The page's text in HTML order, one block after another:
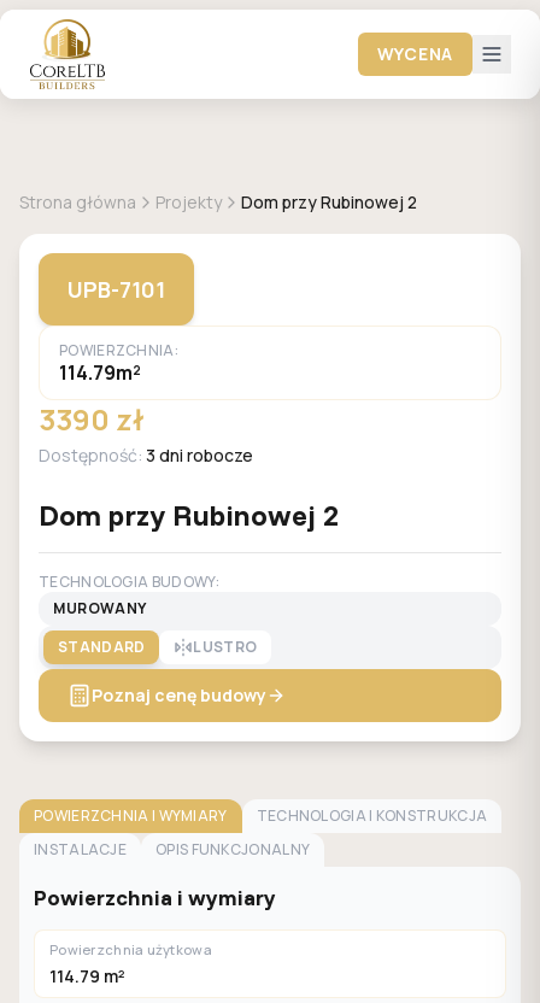
WYCENA
Strona główna Projekty Dom przy Rubinowej 2
UPB-7101
POWIERZCHNIA:
114.79m²
3390 zł
Dostępność: 3 dni robocze
Dom przy Rubinowej 2
TECHNOLOGIA BUDOWY:
MUROWANY
STANDARD
LUSTRO
Poznaj cenę budowy
POWIERZCHNIA I WYMIARY
TECHNOLOGIA I KONSTRUKCJA
INSTALACJE
OPIS FUNKCJONALNY
Powierzchnia i wymiary
Powierzchnia użytkowa
114.79 m²